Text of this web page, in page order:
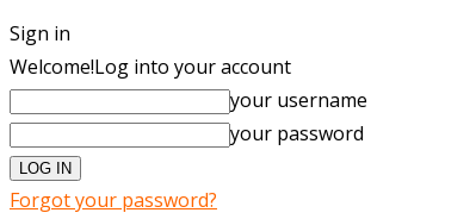
Sign in
Welcome!Log into your account
your username
your password
Forgot your password?